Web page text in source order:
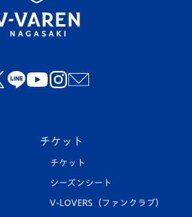
チケット
チケット
シーズンシート
V-LOVERS（ファンクラブ）